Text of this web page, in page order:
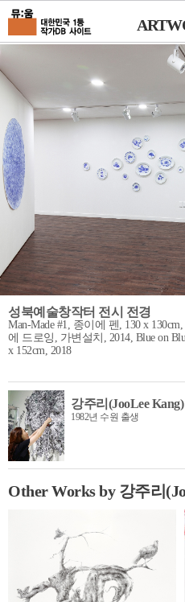
성북예술창작터 전시 전경
Man-Made #1, 종이에 펜, 130 x
에 드로잉, 가변설치, 2014, Blue on
x 152cm, 2018
강주리(JooLee Kang)
1982년 수원 출생
Other Works by 강주리